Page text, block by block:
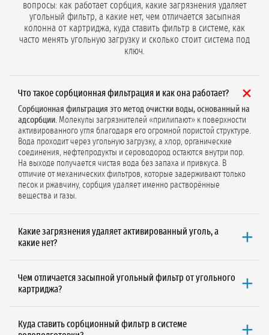
вопросы: как работает сорбция, какие загрязнения удаляет
угольный фильтр, а какие нет, чем отличается засыпная
колонна от картриджа, куда ставить фильтр в системе, как
часто менять угольную загрузку и сколько стоит система под
ключ.
Что такое сорбционная фильтрация и как она работает?
Сорбционная фильтрация это метод очистки воды, основанный на
адсорбции. Молекулы загрязнителей «прилипают» к поверхности
активированного угля благодаря его огромной пористой структуре.
Вода проходит через угольную загрузку, а хлор, органические
соединения, нефтепродукты и сероводород остаются внутри пор.
На выходе получается чистая вода без запаха и привкуса. В
отличие от механических фильтров, которые задерживают только
песок и ржавчину, сорбция удаляет именно растворённые
вещества и газы.
Какие загрязнения удаляет активированный уголь, а
какие нет?
растворители, фенолы), сероводород (запах тухлых яиц), привкусы
и запахи, некоторые пестициды и гербициды, а также
тяжёлые металлы (в растворённой форме), нитраты и нитриты,
Чем отличается засыпной угольный фильтр от угольного
картриджа?
малых расходов (до 1 м³/ч), просты в обслуживании, но дороже в
Куда ставить сорбционный фильтр в системе